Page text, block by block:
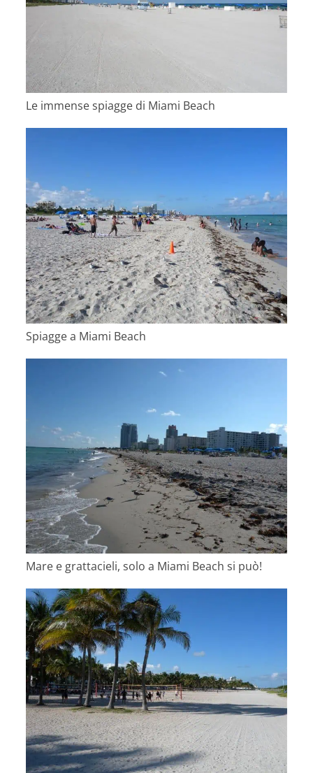
Le immense spiagge di Miami Beach
Spiagge a Miami Beach
Mare e grattacieli, solo a Miami Beach si può!